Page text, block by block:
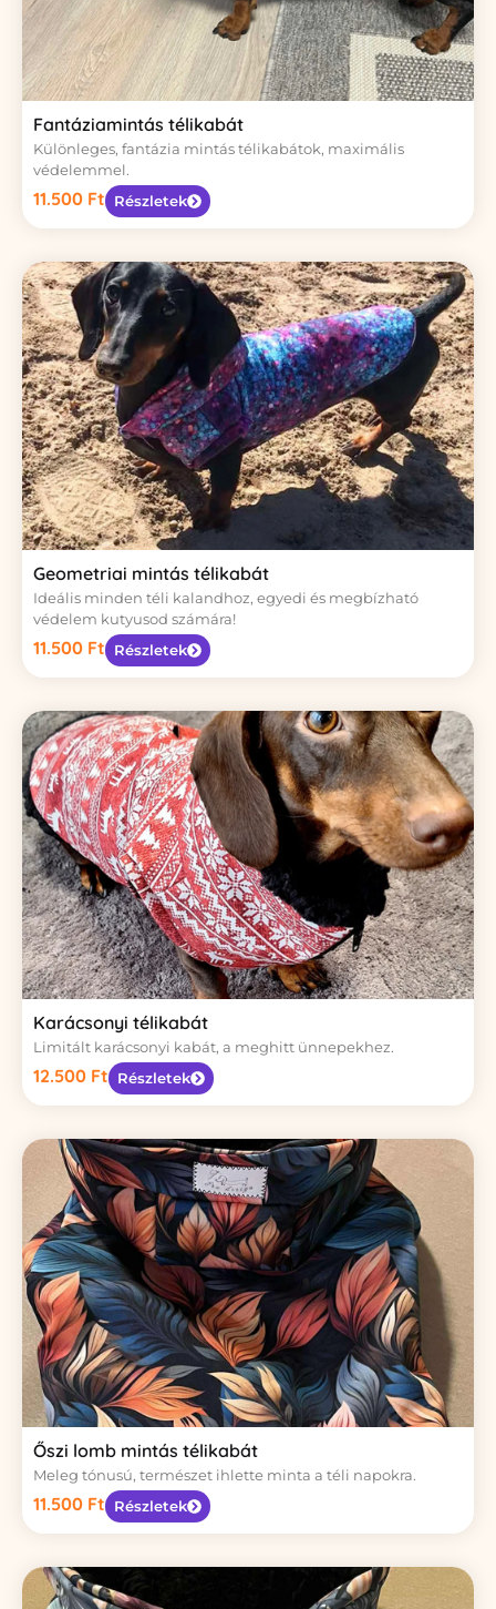
Fantáziamintás télikabát
Különleges, fantázia mintás télikabátok, maximális
védelemmel.
11.500 Ft Részletek
Geometriai mintás télikabát
Ideális minden téli kalandhoz, egyedi és megbízható
védelem kutyusod számára!
11.500 Ft Részletek
Karácsonyi télikabát
Limitált karácsonyi kabát, a meghitt ünnepekhez.
12.500 Ft Részletek
Őszi lomb mintás télikabát
Meleg tónusú, természet ihlette minta a téli napokra.
11.500 Ft Részletek